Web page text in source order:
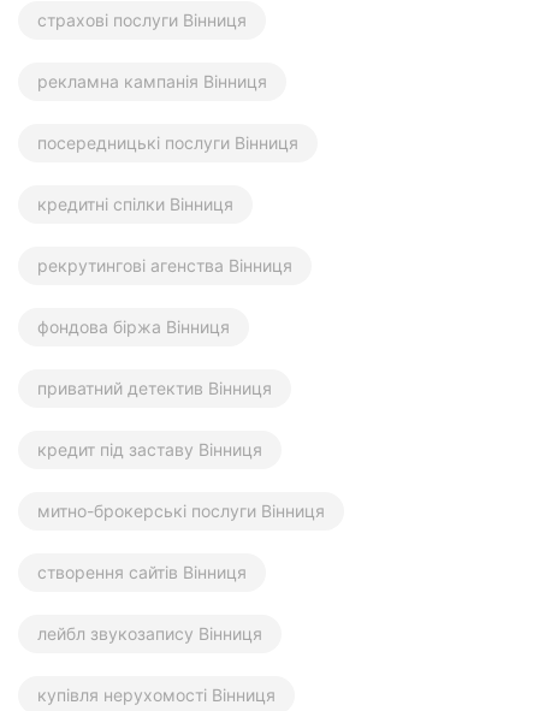
страхові послуги Вінниця
рекламна кампанія Вінниця
посередницькі послуги Вінниця
кредитні спілки Вінниця
рекрутингові агенства Вінниця
фондова біржа Вінниця
приватний детектив Вінниця
кредит під заставу Вінниця
митно-брокерські послуги Вінниця
створення сайтів Вінниця
лейбл звукозапису Вінниця
купівля нерухомості Вінниця